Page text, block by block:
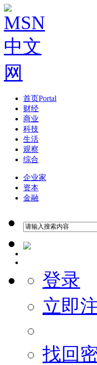
首页Portal
财经
商业
科技
生活
观察
综合
企业家
资本
金融
登录
立即
找回